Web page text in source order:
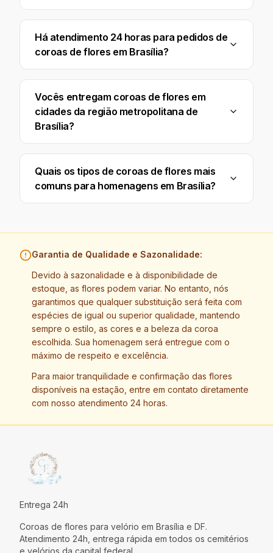
Há atendimento 24 horas para pedidos de
coroas de flores em Brasília?
Vocês entregam coroas de flores em
cidades da região metropolitana de
Brasília?
Quais os tipos de coroas de flores mais
comuns para homenagens em Brasília?
Garantia de Qualidade e Sazonalidade:
Devido à sazonalidade e à disponibilidade de
estoque, as flores podem variar. No entanto, nós
garantimos que qualquer substituição será feita com
espécies de igual ou superior qualidade, mantendo
sempre o estilo, as cores e a beleza da coroa
escolhida. Sua homenagem será entregue com o
máximo de respeito e excelência.
Para maior tranquilidade e confirmação das flores
disponíveis na estação, entre em contato diretamente
com nosso atendimento 24 horas.
Entrega 24h
Coroas de flores para velório em Brasília e DF.
Atendimento 24h, entrega rápida em todos os cemitérios
e velórios da capital federal.